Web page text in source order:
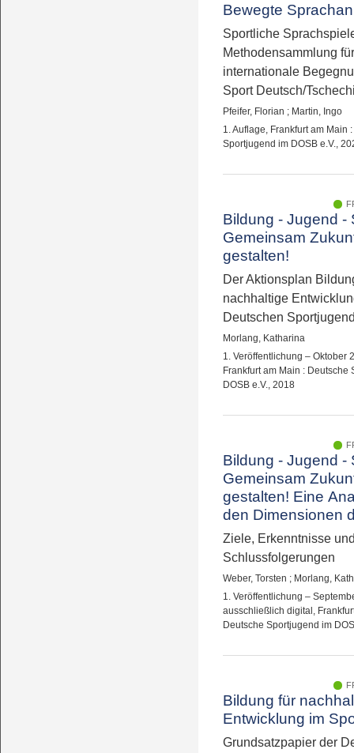
Bewegte
Sportliche
Methodensammlung für
internationale
Sport Deutsch/
Pfeifer, Florian ; Martin, Ingo
1. Auflage, Frankfurt am Main
Sportjugend im DOSB e.V.,
Bildung - Jugend -
Gemeinsam
gestalten!
Der Aktionsplan
nachhaltige
Deutschen
Morlang, Katharina
1. Veröffentlichung – Oktober
Frankfurt am Main : Deutsche
DOSB e.V., 2018
Bildung - Jugend -
Gemeinsam
gestalten! Eine
den Dimensionen
Nachhaltigkeit in
Deutschen
Ziele, Erkenntnisse
Schlussfolgerungen
Weber, Torsten ; Morlang,
1. Veröffentlichung –
ausschließlich digital,
Deutsche Sportjugend im
Bildung für
Entwicklung im
Grundsatzpapier der